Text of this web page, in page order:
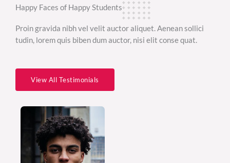
Happy Faces of Happy Students
Proin gravida nibh vel velit auctor aliquet. Aenean sollici
tudin, lorem quis biben dum auctor, nisi elit conse quat.
View All Testimonials